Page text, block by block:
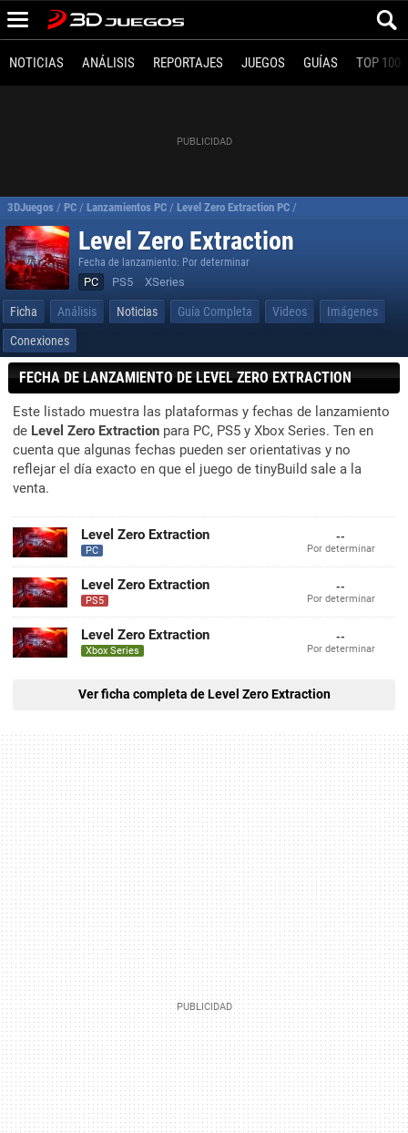
NOTICIAS ANÁLISIS REPORTAJES JUEGOS GUÍAS TOP 100
3DJuegos / PC / Lanzamientos PC / Level Zero Extraction PC /
Level Zero Extraction
Fecha de lanzamiento: Por determinar
PC PS5 XSeries
Ficha Análisis Noticias Guía Completa Videos
Imágenes
Conexiones
FECHA DE LANZAMIENTO DE LEVEL ZERO EXTRACTION
Este listado muestra las plataformas y fechas de lanzamiento
de Level Zero Extraction para PC, PS5 y Xbox Series. Ten en
cuenta que algunas fechas pueden ser orientativas y no
reflejar el día exacto en que el juego de tinyBuild sale a la
venta.
Level Zero Extraction
PC
--
Por determinar
Level Zero Extraction
PS5
--
Por determinar
Level Zero Extraction
Xbox Series
--
Por determinar
Ver ficha completa de Level Zero Extraction